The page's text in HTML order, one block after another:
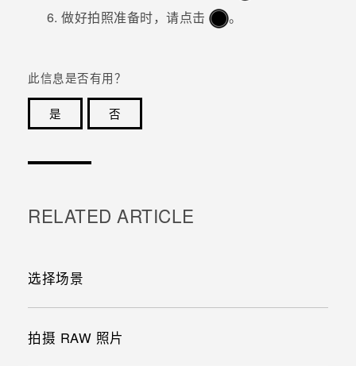
做好拍照准备时，请点击
。
此信息是否有用？
是
否
RELATED ARTICLE
选择场景
拍摄 RAW 照片